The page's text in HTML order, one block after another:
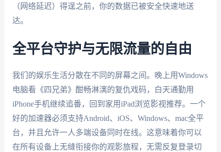
（网络延迟）得逞之前，你的数据已被安全快速地送
达。
全平台守护与无限流量的自由
我们的娱乐生活分散在不同的屏幕之间。晚上用Windows
电脑看《四兄弟》酣畅淋漓的复仇戏码，白天通勤用
iPhone手机继续追番，回到家用iPad浏览影视推荐。一个
好的加速器必须支持Android、iOS、Windows、mac全平
台，并且允许一人多端设备同时在线。这意味着你可以
在所有设备上无缝衔接你的观影旅程，无需反复登录切